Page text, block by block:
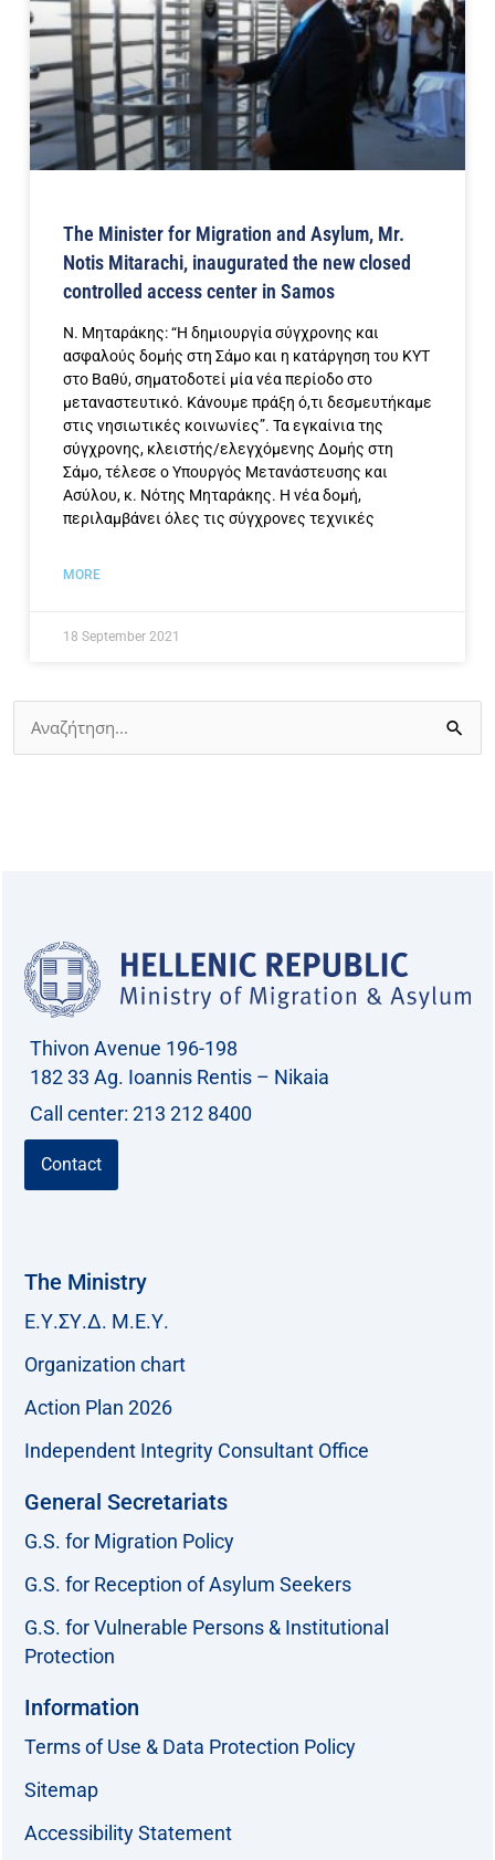
The Minister for Migration and Asylum, Mr.
Notis Mitarachi, inaugurated the new closed
controlled access center in Samos
Ν. Μηταράκης: “Η δημιουργία σύγχρονης και
ασφαλούς δομής στη Σάμο και η κατάργηση του ΚΥΤ
στο Βαθύ, σηματοδοτεί μία νέα περίοδο στο
μεταναστευτικό. Κάνουμε πράξη ό,τι δεσμευτήκαμε
στις νησιωτικές κοινωνίες”. Τα εγκαίνια της
σύγχρονης, κλειστής/ελεγχόμενης Δομής στη
Σάμο, τέλεσε ο Υπουργός Μετανάστευσης και
Ασύλου, κ. Νότης Μηταράκης. Η νέα δομή,
περιλαμβάνει όλες τις σύγχρονες τεχνικές
MORE
18 September 2021
Search
for:
Thivon Avenue 196-198
182 33 Ag. Ioannis Rentis – Nikaia
Call center: 213 212 8400
Contact
The Ministry
Ε.Υ.ΣΥ.Δ. Μ.Ε.Υ.
Organization chart
Action Plan 2026
Independent Integrity Consultant Office
General Secretariats
G.S. for Migration Policy
G.S. for Reception of Asylum Seekers
G.S. for Vulnerable Persons & Institutional
Protection
Information
Terms of Use & Data Protection Policy
Sitemap
Accessibility Statement